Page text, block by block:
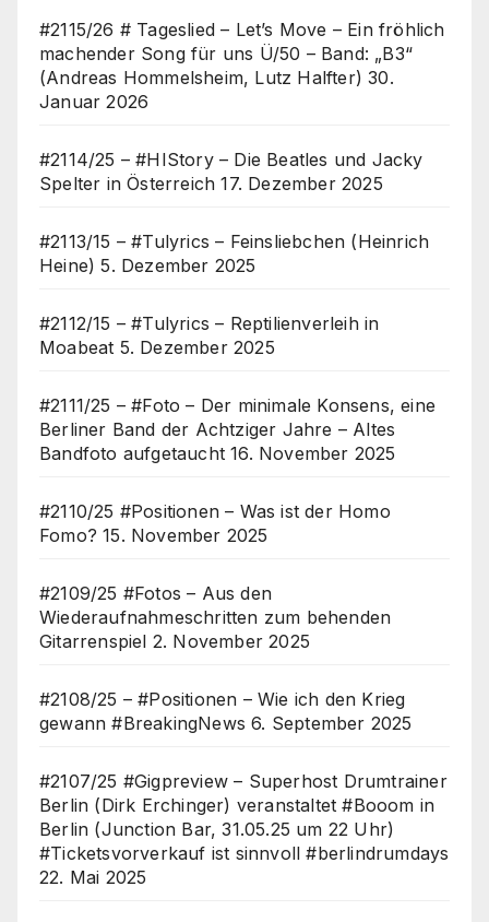
#2115/26 # Tageslied – Let’s Move – Ein fröhlich
machender Song für uns Ü/50 – Band: „B3“
(Andreas Hommelsheim, Lutz Halfter) 30.
Januar 2026
#2114/25 – #HIStory – Die Beatles und Jacky
Spelter in Österreich 17. Dezember 2025
#2113/15 – #Tulyrics – Feinsliebchen (Heinrich
Heine) 5. Dezember 2025
#2112/15 – #Tulyrics – Reptilienverleih in
Moabeat 5. Dezember 2025
#2111/25 – #Foto – Der minimale Konsens, eine
Berliner Band der Achtziger Jahre – Altes
Bandfoto aufgetaucht 16. November 2025
#2110/25 #Positionen – Was ist der Homo
Fomo? 15. November 2025
#2109/25 #Fotos – Aus den
Wiederaufnahmeschritten zum behenden
Gitarrenspiel 2. November 2025
#2108/25 – #Positionen – Wie ich den Krieg
gewann #BreakingNews 6. September 2025
#2107/25 #Gigpreview – Superhost Drumtrainer
Berlin (Dirk Erchinger) veranstaltet #Booom in
Berlin (Junction Bar, 31.05.25 um 22 Uhr)
#Ticketsvorverkauf ist sinnvoll #berlindrumdays
22. Mai 2025